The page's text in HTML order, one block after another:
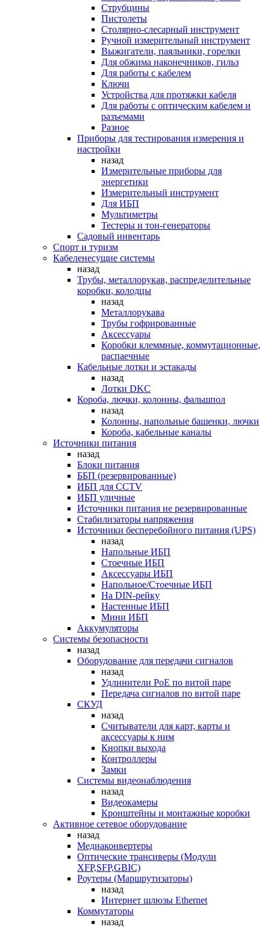
Струбцины
Пистолеты
Столярно-слесарный инструмент
Ручной измерительный инструмент
Выжигатели, паяльники, горелки
Для обжима наконечников, гильз
Для работы с кабелем
Ключи
Устройства для протяжки кабеля
Для работы с оптическим кабелем и
разъемами
Разное
Приборы для тестирования измерения и
настройки
назад
Измерительные приборы для
энергетики
Измерительный инструмент
Для ИБП
Мультиметры
Тестеры и тон-генераторы
Садовый инвентарь
Спорт и туризм
Кабеленесущие системы
назад
Трубы, металлорукав, распределительные
коробки, колодцы
назад
Металлорукава
Трубы гофрированные
Аксессуары
Коробки клеммные, коммутационные,
распаечные
Кабельные лотки и эстакады
назад
Лотки DKC
Короба, лючки, колонны, фальшпол
назад
Колонны, напольные башенки, лючки
Короба, кабельные каналы
Источники питания
назад
Блоки питания
ББП (резервированные)
ИБП для CCTV
ИБП уличные
Источники питания не резервированные
Стабилизаторы напряжения
Источники бесперебойного питания (UPS)
назад
Напольные ИБП
Стоечные ИБП
Аксессуары ИБП
Напольное/Стоечные ИБП
На DIN-рейку
Настенные ИБП
Мини ИБП
Аккумуляторы
Системы безопасности
назад
Оборудование для передачи сигналов
назад
Удлинители PoE по витой паре
Передача сигналов по витой паре
СКУД
назад
Считыватели для карт, карты и
аксессуары к ним
Кнопки выхода
Контроллеры
Замки
Системы видеонаблюдения
назад
Видеокамеры
Кронштейны и монтажные коробки
Активное сетевое оборудование
назад
Медиаконвертеры
Оптические трансиверы (Модули
XFP,SFP,GBIC)
Роутеры (Маршрутизаторы)
назад
Интернет шлюзы Ethernet
Коммутаторы
назад